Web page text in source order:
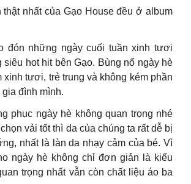
thật nhất của Gạo House đều ở album
đón những ngày cuối tuần xinh tươi
hot hit bên Gạo. Bùng nổ ngày hè
tươi, trẻ trung và không kém phần
đình mình.
phục ngày hè không quan trọng nhé
vải tốt thì da của chúng ta rất dễ bị
nhất là làn da nhạy cảm của bé. Vì
ngày hè không chỉ đơn giản là kiểu
trọng nhất vẫn còn chất liệu áo ba